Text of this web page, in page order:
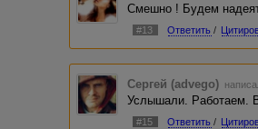
Смешно ! Будем
#13 Ответить /
Сергей (advego)
Услышали. Работаем.
#15 Ответить /